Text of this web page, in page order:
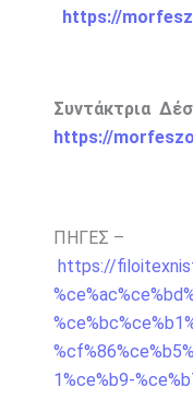
https://
Συντάκτρια
https://
ΠΗΓΕΣ –
https://
1%ce%b9-